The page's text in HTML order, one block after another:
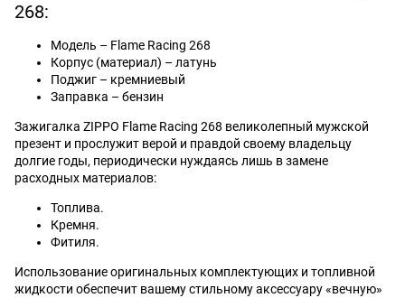
268:
Модель – Flame Racing 268
Корпус (материал) – латунь
Поджиг – кремниевый
Заправка – бензин
Зажигалка ZIPPO Flame Racing 268 великолепный мужской
презент и прослужит верой и правдой своему владельцу
долгие годы, периодически нуждаясь лишь в замене
расходных материалов:
Топлива.
Кремня.
Фитиля.
Использование оригинальных комплектующих и топливной
жидкости обеспечит вашему стильному аксессуару «вечную»